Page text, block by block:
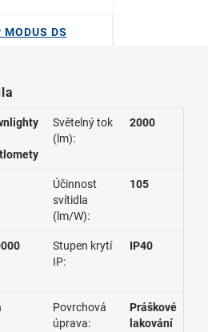
DS
Světelný tok
(lm):
2000
Účinnost
svítidla
(lm/W):
105
Stupen krytí
IP:
IP40
Povrchová
úprava:
Práškové
lakování